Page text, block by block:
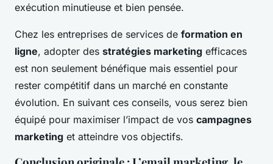
exécution minutieuse et bien pensée.
Chez les entreprises de services de formation en
ligne, adopter des stratégies marketing efficaces
est non seulement bénéfique mais essentiel pour
rester compétitif dans un marché en constante
évolution. En suivant ces conseils, vous serez bien
équipé pour maximiser l’impact de vos campagnes
marketing et atteindre vos objectifs.